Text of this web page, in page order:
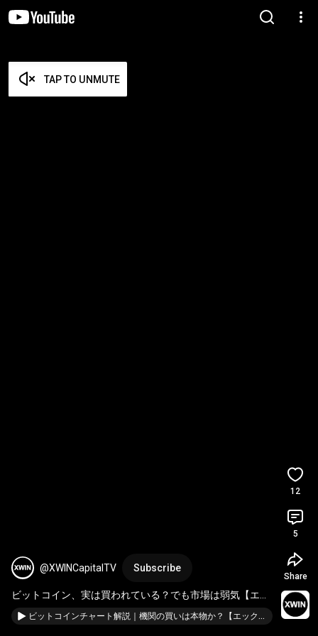
TAP TO UNMUTE
@XWINCapitalTV Subscribe
ビットコイン、実は買われている？でも市場は弱気【エッ
クスウィン / ビットコインリサーチ】
ビットコインチャート解説｜機関の買いは本物か？【エックスウィン / ビットコインリサーチ】
12
5
Share